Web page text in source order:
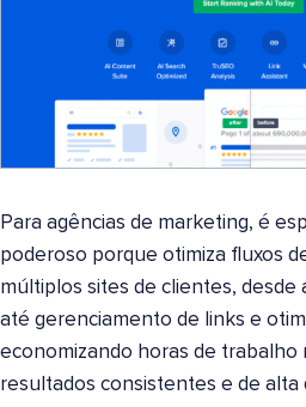
Para agências de marketing, é
poderoso porque otimiza fluxos
múltiplos sites de clientes, desde
até gerenciamento de links e
economizando horas de trabalho
resultados consistentes e de alta